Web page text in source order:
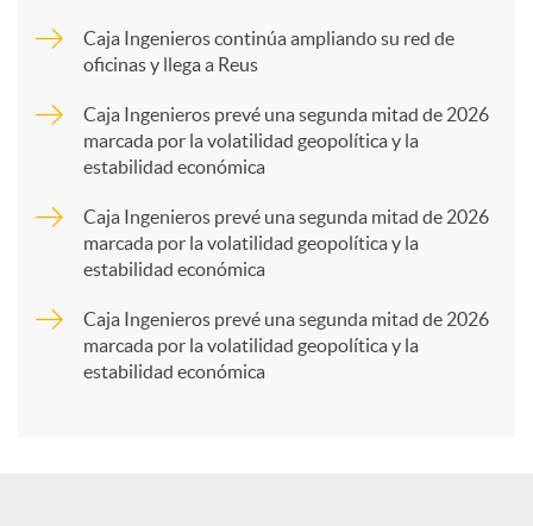
p
a
Caja Ingenieros continúa ampliando su red de
oficinas y llega a Reus
Caja Ingenieros prevé una segunda mitad de 2026
marcada por la volatilidad geopolítica y la
estabilidad económica
Caja Ingenieros prevé una segunda mitad de 2026
marcada por la volatilidad geopolítica y la
estabilidad económica
Caja Ingenieros prevé una segunda mitad de 2026
marcada por la volatilidad geopolítica y la
estabilidad económica